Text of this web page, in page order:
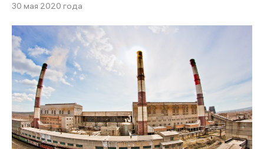
30 мая 2020 года